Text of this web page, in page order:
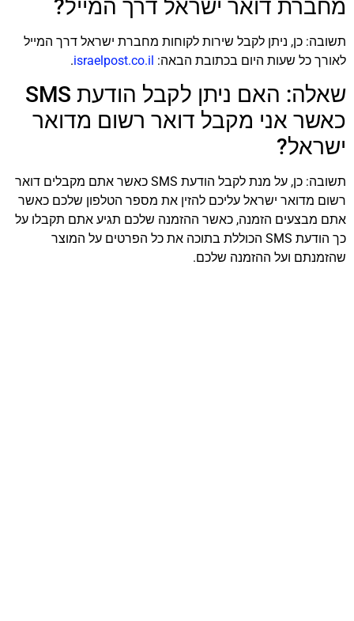
מחברת דואר ישראל דרך המייל?
תשובה: כן, ניתן לקבל שירות לקוחות מחברת ישראל דרך המייל
לאורך כל שעות היום בכתובת הבאה: israelpost.co.il
.
שאלה: האם ניתן לקבל הודעת SMS
כאשר אני מקבל דואר רשום מדואר
ישראל?
תשובה: כן, על מנת לקבל הודעת SMS כאשר אתם מקבלים דואר
רשום מדואר ישראל עליכם להזין את מספר הטלפון שלכם כאשר
אתם מבצעים הזמנה, כאשר ההזמנה שלכם תגיע אתם תקבלו על
כך הודעת SMS הכוללת בתוכה את כל הפרטים על המוצר
שהזמנתם ועל ההזמנה שלכם.